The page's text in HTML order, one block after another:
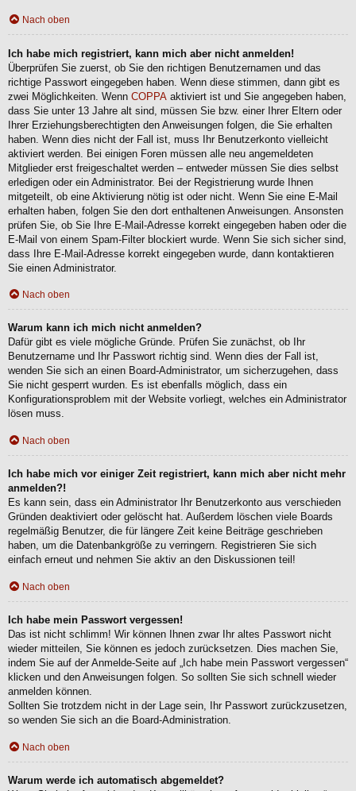
Nach oben
Ich habe mich registriert, kann mich aber nicht anmelden!
Überprüfen Sie zuerst, ob Sie den richtigen Benutzernamen und das
richtige Passwort eingegeben haben. Wenn diese stimmen, dann gibt es
zwei Möglichkeiten. Wenn COPPA aktiviert ist und Sie angegeben haben,
dass Sie unter 13 Jahre alt sind, müssen Sie bzw. einer Ihrer Eltern oder
Ihrer Erziehungsberechtigten den Anweisungen folgen, die Sie erhalten
haben. Wenn dies nicht der Fall ist, muss Ihr Benutzerkonto vielleicht
aktiviert werden. Bei einigen Foren müssen alle neu angemeldeten
Mitglieder erst freigeschaltet werden – entweder müssen Sie dies selbst
erledigen oder ein Administrator. Bei der Registrierung wurde Ihnen
mitgeteilt, ob eine Aktivierung nötig ist oder nicht. Wenn Sie eine E-Mail
erhalten haben, folgen Sie den dort enthaltenen Anweisungen. Ansonsten
prüfen Sie, ob Sie Ihre E-Mail-Adresse korrekt eingegeben haben oder die
E-Mail von einem Spam-Filter blockiert wurde. Wenn Sie sich sicher sind,
dass Ihre E-Mail-Adresse korrekt eingegeben wurde, dann kontaktieren
Sie einen Administrator.
Nach oben
Warum kann ich mich nicht anmelden?
Dafür gibt es viele mögliche Gründe. Prüfen Sie zunächst, ob Ihr
Benutzername und Ihr Passwort richtig sind. Wenn dies der Fall ist,
wenden Sie sich an einen Board-Administrator, um sicherzugehen, dass
Sie nicht gesperrt wurden. Es ist ebenfalls möglich, dass ein
Konfigurationsproblem mit der Website vorliegt, welches ein Administrator
lösen muss.
Nach oben
Ich habe mich vor einiger Zeit registriert, kann mich aber nicht mehr
anmelden?!
Es kann sein, dass ein Administrator Ihr Benutzerkonto aus verschieden
Gründen deaktiviert oder gelöscht hat. Außerdem löschen viele Boards
regelmäßig Benutzer, die für längere Zeit keine Beiträge geschrieben
haben, um die Datenbankgröße zu verringern. Registrieren Sie sich
einfach erneut und nehmen Sie aktiv an den Diskussionen teil!
Nach oben
Ich habe mein Passwort vergessen!
Das ist nicht schlimm! Wir können Ihnen zwar Ihr altes Passwort nicht
wieder mitteilen, Sie können es jedoch zurücksetzen. Dies machen Sie,
indem Sie auf der Anmelde-Seite auf „Ich habe mein Passwort vergessen“
klicken und den Anweisungen folgen. So sollten Sie sich schnell wieder
anmelden können.
Sollten Sie trotzdem nicht in der Lage sein, Ihr Passwort zurückzusetzen,
so wenden Sie sich an die Board-Administration.
Nach oben
Warum werde ich automatisch abgemeldet?